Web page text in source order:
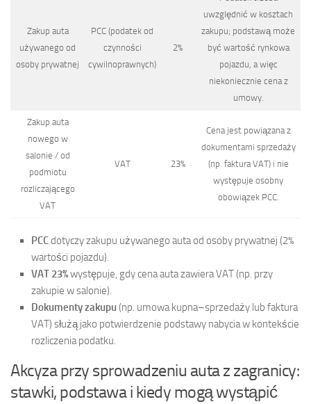
Zakup auta
używanego od
osoby prywatnej
PCC (podatek od
czynności
cywilnoprawnych)
2%
uwzględnić w kosztach
zakupu; podstawą może
być wartość rynkowa
pojazdu, a więc
niekoniecznie cena z
umowy.
Zakup auta
nowego w
salonie / od
podmiotu
rozliczającego
VAT
VAT 23%
Cena jest powiązana z
dokumentami sprzedaży
(np. faktura VAT) i nie
występuje osobny
obowiązek PCC.
PCCdotyczy zakupu używanego auta od osoby prywatnej (2%
wartości pojazdu).
VAT 23%występuje, gdy cena auta zawiera VAT (np. przy
zakupie w salonie).
Dokumenty zakupu(np. umowa kupna–sprzedaży lub faktura
VAT) służą jako potwierdzenie podstawy nabycia w kontekście
rozliczenia podatku.
Akcyza przy sprowadzeniu auta z zagranicy:
stawki, podstawa i kiedy mogą wystąpić